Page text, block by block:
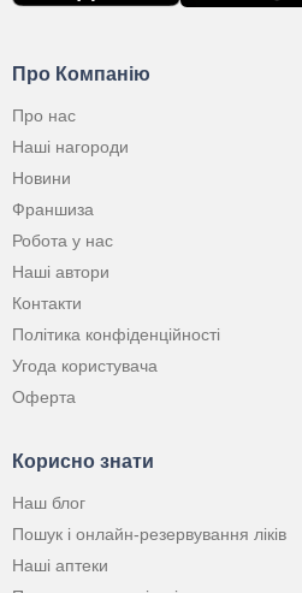
Про Компанію
Про нас
Наші нагороди
Новини
Франшиза
Робота у нас
Наші автори
Контакти
Політика конфіденційності
Угода користувача
Оферта
Корисно знати
Наш блог
Пошук і онлайн-резервування ліків
Наші аптеки